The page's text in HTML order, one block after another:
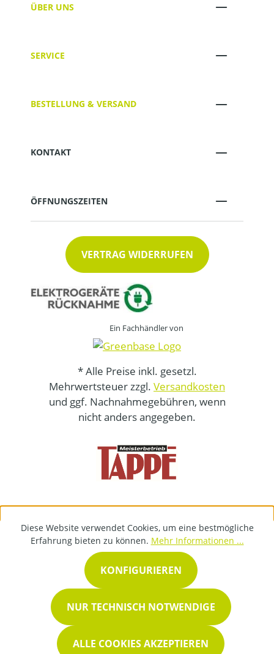
ÜBER UNS
SERVICE
BESTELLUNG & VERSAND
KONTAKT
ÖFFNUNGSZEITEN
VERTRAG WIDERRUFEN
Ein Fachhändler von
* Alle Preise inkl. gesetzl.
Mehrwertsteuer zzgl. Versandkosten
und ggf. Nachnahmegebühren, wenn
nicht anders angegeben.
Diese Website verwendet Cookies, um eine bestmögliche
Erfahrung bieten zu können. Mehr Informationen ...
NUR TECHNISCH NOTWENDIGE
KONFIGURIEREN
ALLE COOKIES AKZEPTIEREN